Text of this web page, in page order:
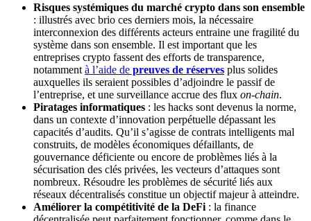
Risques systémiques du marché crypto dans son ensemble
: illustrés avec brio ces derniers mois, la nécessaire
interconnexion des différents acteurs entraine une fragilité du
système dans son ensemble. Il est important que les
entreprises crypto fassent des efforts de transparence,
notamment à l’aide de preuves de réserves plus solides
auxquelles ils seraient possibles d’adjoindre le passif de
l’entreprise, et une surveillance accrue des flux on-chain.
Piratages informatiques : les hacks sont devenus la norme,
dans un contexte d’innovation perpétuelle dépassant les
capacités d’audits. Qu’il s’agisse de contrats intelligents mal
construits, de modèles économiques défaillants, de
gouvernance déficiente ou encore de problèmes liés à la
sécurisation des clés privées, les vecteurs d’attaques sont
nombreux. Résoudre les problèmes de sécurité liés aux
réseaux décentralisés constitue un objectif majeur à atteindre.
Améliorer la compétitivité de la DeFi : la finance